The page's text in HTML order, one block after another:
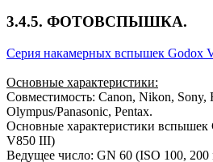
3.4.5. ФОТОВСПЫШКА.
Серия накамерных вспышек Godox
Основные характеристики:
Совместимость: Canon, Nikon, Sony,
Olympus/Panasonic, Pentax.
Основные характеристики вспышек
V850 III)
Ведущее число: GN 60 (ISO 100,